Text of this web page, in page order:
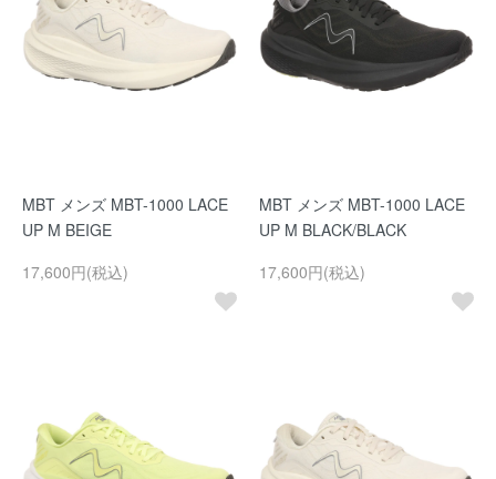
MBT メンズ MBT-1000 LACE
UP M BEIGE
17,600円(税込)
MBT メンズ MBT-1000 LACE
UP M BLACK/BLACK
17,600円(税込)